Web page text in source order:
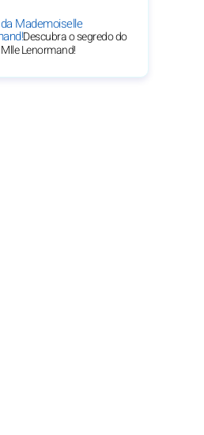
Mademoiselle
Descubra o segredo do
Lenormand!